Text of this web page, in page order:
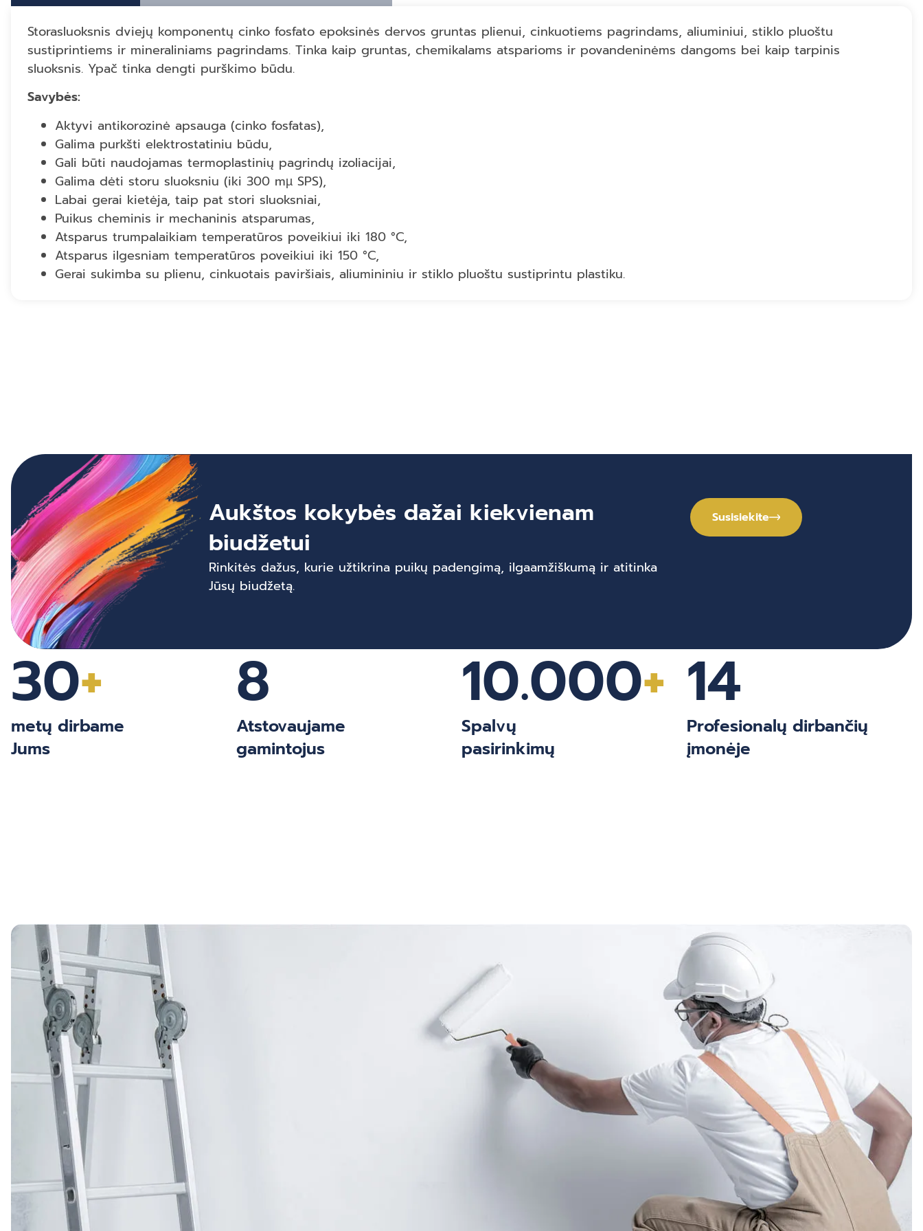
Storasluoksnis dviejų komponentų cinko fosfato epoksinės dervos gruntas plienui, cinkuotiems pagrindams, aliuminiui, stiklo pluoštu
sustiprintiems ir mineraliniams pagrindams. Tinka kaip gruntas, chemikalams atsparioms ir povandeninėms dangoms bei kaip tarpinis
sluoksnis. Ypač tinka dengti purškimo būdu.
Savybės:
Aktyvi antikorozinė apsauga (cinko fosfatas),
Galima purkšti elektrostatiniu būdu,
Gali būti naudojamas termoplastinių pagrindų izoliacijai,
Galima dėti storu sluoksniu (iki 300 mµ SPS),
Labai gerai kietėja, taip pat stori sluoksniai,
Puikus cheminis ir mechaninis atsparumas,
Atsparus trumpalaikiam temperatūros poveikiui iki 180 °C,
Atsparus ilgesniam temperatūros poveikiui iki 150 °C,
Gerai sukimba su plienu, cinkuotais paviršiais, aliumininiu ir stiklo pluoštu sustiprintu plastiku.
Aukštos kokybės dažai kiekvienam
biudžetui
Rinkitės dažus, kurie užtikrina puikų padengimą, ilgaamžiškumą ir atitinka
Jūsų biudžetą.
Susisiekite
30+
metų dirbame
Jums
8
Atstovaujame
gamintojus
10.000+
Spalvų
pasirinkimų
14
Profesionalų dirbančių
įmonėje